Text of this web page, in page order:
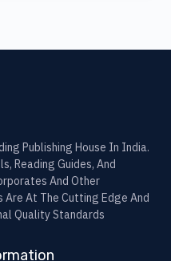
Publishing House In India.
Reading Guides, And
And Other
Are At The Cutting Edge And
Quality Standards